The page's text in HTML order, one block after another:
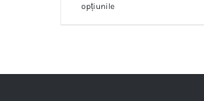
opțiunile